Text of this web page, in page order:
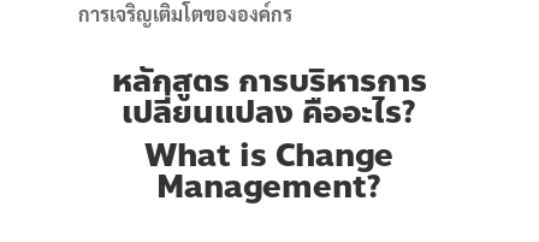
การเจริญเติมโตขององค์กร
หลักสูตร การบริหารการ
เปลี่ยนแปลง คืออะไร?
What is Change
Management?